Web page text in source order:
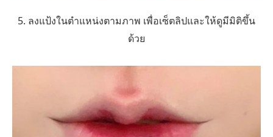
5. ลงแป้งในตำแหน่งตามภาพ เพื่อเซ็ตลิปและให้ดูมีมิติขึ้น
ด้วย